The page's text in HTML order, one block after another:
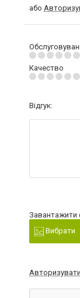
або
Качество
Відгук:
Завантажити
Вибрати